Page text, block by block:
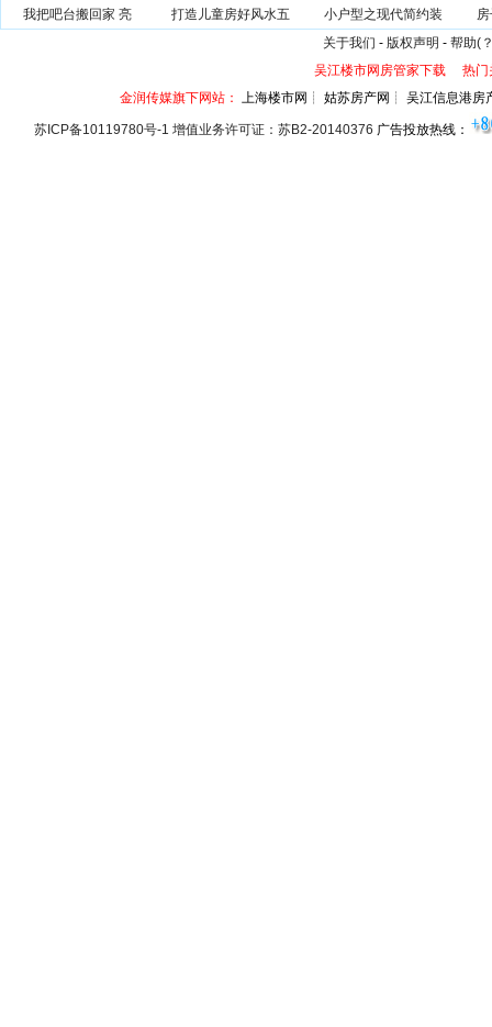
我把吧台搬回家 亮 打造儿童房好风水五 小户型之现代简约装
关于我们 - 版权声明 - 帮助(
吴江楼市网房管家下载
热门
金润传媒旗下网站： 上海楼市网┊ 姑苏房产网┊ 吴江信息港
苏ICP备10119780号-1 增值业务许可证：苏B2-20140376 广告投放热线：